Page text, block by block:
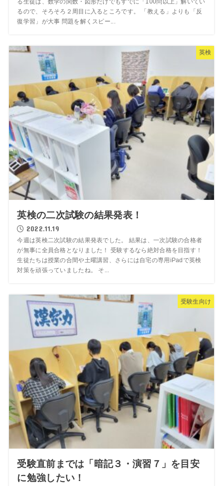
る生徒は、数学の関数・図形だけでもすでに「100問以上」解いてい
るので、そろそろ２周目に入るところです。 「教える」よりも「反
復学習」が大事 問題を解くスピー...
英検
英検の二次試験の結果発表！
2022.11.19
今週は英検二次試験の結果発表でした。 結果は、一次試験の合格者
が無事に全員合格となりました！ 受験するなら絶対合格を目指す！
生徒たちは授業の合間や土曜講習、さらには自宅の専用iPadで英検
対策を頑張っていましたね。 そ...
受験生向け
受験直前までは「暗記３・演習７」を目安
に勉強したい！